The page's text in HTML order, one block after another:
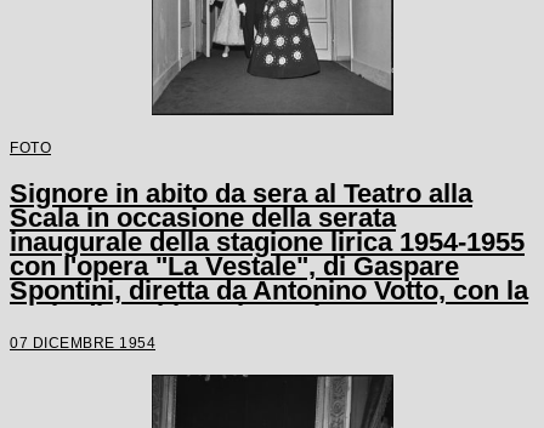
FOTO
Signore in abito da sera al Teatro alla
Scala in occasione della serata
inaugurale della stagione lirica 1954-1955
con l'opera "La Vestale", di Gaspare
Spontini, diretta da Antonino Votto, con la
regia di Luchino Visconti
07 DICEMBRE 1954